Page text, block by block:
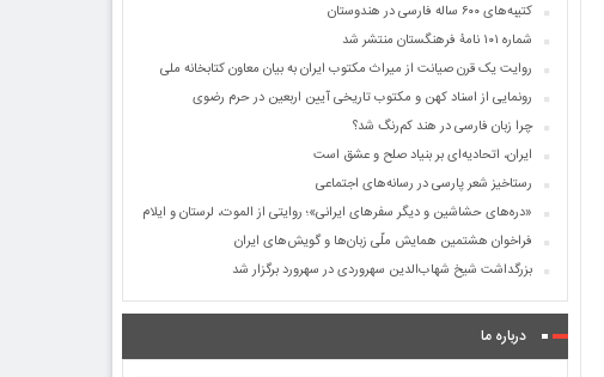
کتیبه‌های ۶۰۰ ساله فارسی در هندوستان
شماره ۱۰۱ نامۀ فرهنگستان منتشر شد
روایت یک قرن صیانت از میراث مکتوب ایران به بیان معاون کتابخانه ملی
رونمایی از اسناد کهن و مکتوب تاریخی آیین اربعین در حرم رضوی
چرا زبان فارسی در هند کم‌رنگ شد؟
ایران، اتحادیه‌ای بر بنیاد صلح و عشق است
رستاخیز شعر پارسی در رسانه‌های اجتماعی
«دره‌های حشاشین و دیگر سفرهای ایرانی»؛ روایتی از الموت، لرستان و ایلام
فراخوان هشتمین همایش ملّی زبان‌ها و گویش‌های ایران
بزرگداشت شیخ شهاب‌الدین سهروردی در سهرورد برگزار شد
درباره ما